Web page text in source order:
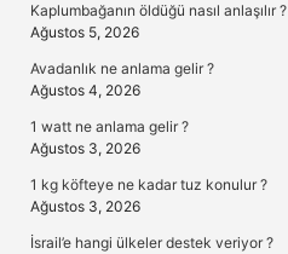
Kaplumbağanın öldüğü nasıl anlaşılır ?
Ağustos 5, 2026
Avadanlık ne anlama gelir ?
Ağustos 4, 2026
1 watt ne anlama gelir ?
Ağustos 3, 2026
1 kg köfteye ne kadar tuz konulur ?
Ağustos 3, 2026
İsrail’e hangi ülkeler destek veriyor ?